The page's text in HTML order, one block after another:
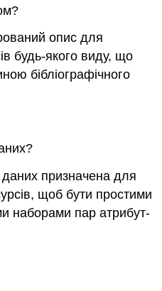
опис для
будь-якого виду, що
бібліографічного
призначена для
щоб бути простими
наборами пар атрибут-